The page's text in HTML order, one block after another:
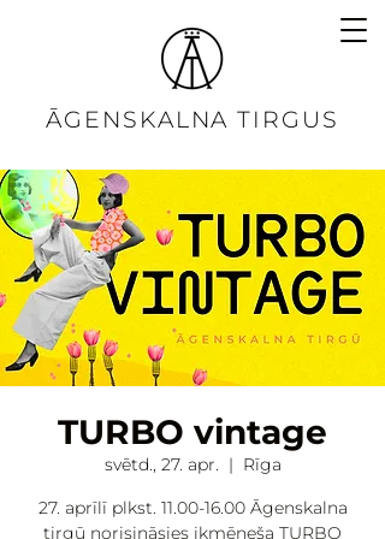
ĀGENSKALNA TIRGUS
TURBO vintage
svētd., 27. apr.
  |
Rīga
27. aprīlī plkst. 11.00-16.00 Āgenskalna
tirgū norisināsies ikmēneša TURBO